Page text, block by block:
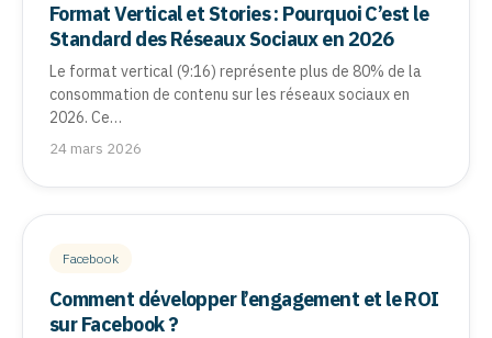
Format Vertical et Stories : Pourquoi C’est le
Standard des Réseaux Sociaux en 2026
Le format vertical (9:16) représente plus de 80% de la
consommation de contenu sur les réseaux sociaux en
2026. Ce…
24 mars 2026
Facebook
Comment développer l’engagement et le ROI
sur Facebook ?